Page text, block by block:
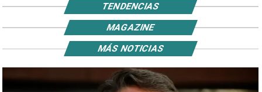
TENDENCIAS
MAGAZINE
MÁS NOTICIAS